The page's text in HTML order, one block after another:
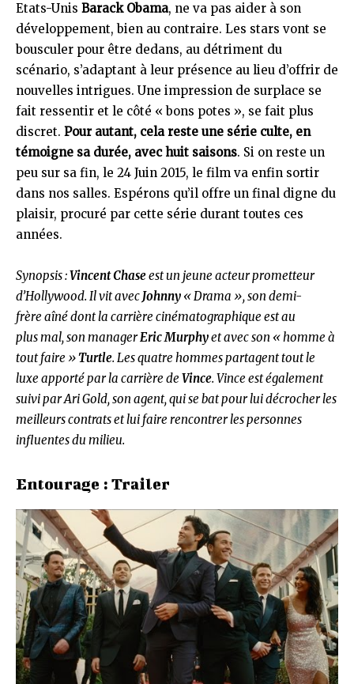
Etats-Unis Barack Obama, ne va pas aider à son
développement, bien au contraire. Les stars vont se
bousculer pour être dedans, au détriment du
scénario, s’adaptant à leur présence au lieu d’offrir de
nouvelles intrigues. Une impression de surplace se
fait ressentir et le côté « bons potes », se fait plus
discret. Pour autant, cela reste une série culte, en
témoigne sa durée, avec huit saisons. Si on reste un
peu sur sa fin, le 24 Juin 2015, le film va enfin sortir
dans nos salles. Espérons qu’il offre un final digne du
plaisir, procuré par cette série durant toutes ces
années.
Synopsis :Vincent Chaseest un jeune acteur prometteur
d’Hollywood. Il vit avecJohnny « Drama », son demi-
frère aîné dont la carrière cinématographique est au
plus mal, son managerEric Murphyet avec son « homme à
tout faire »Turtle. Les quatre hommes partagent tout le
luxe apporté par la carrière de Vince. Vince est également
suivi par Ari Gold, son agent, qui se bat pour lui décrocher les
meilleurs contrats et lui faire rencontrer les personnes
influentes du milieu.
Entourage : Trailer